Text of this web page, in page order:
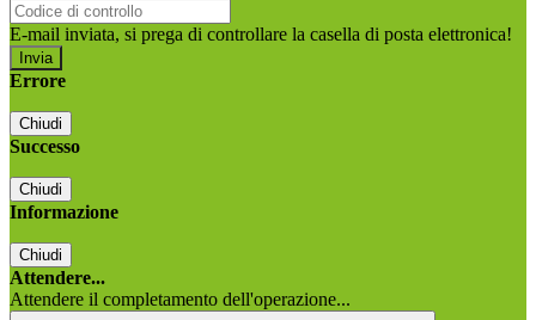
E-mail inviata, si prega di controllare la casella di posta elettronica!
Errore
Chiudi
Successo
Chiudi
Informazione
Chiudi
Attendere...
Attendere il completamento dell'operazione...